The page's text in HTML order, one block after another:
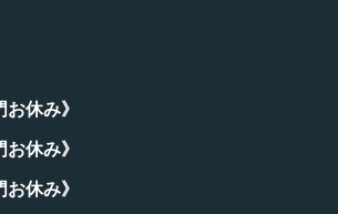
休み》
休み》
休み》